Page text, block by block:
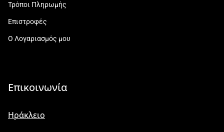
Τρόποι Πληρωμής
Επιστροφές
Ο Λογαριασμός μου
Επικοινωνία
Ηράκλειο